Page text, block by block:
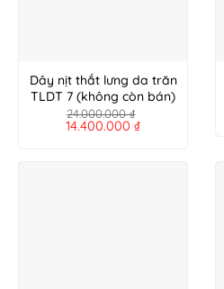
Dây nịt thắt lưng da trăn
TLDT 7 (không còn bán)
24.000.000₫
14.400.000 ₫